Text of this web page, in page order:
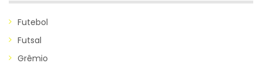
Futebol
Futsal
Grêmio